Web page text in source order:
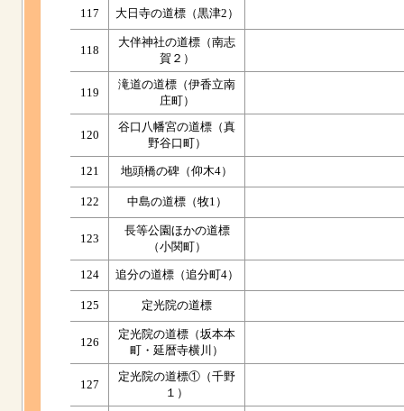
117 大日寺の道標（黒津2）
118
大伴神社の道標（南志
賀２）
119
滝道の道標（伊香立南
庄町）
120
谷口八幡宮の道標（真
野谷口町）
121 地頭橋の碑（仰木4）
122 中島の道標（牧1）
123
長等公園ほかの道標
（小関町）
124 追分の道標（追分町4）
125 定光院の道標
126
定光院の道標（坂本本
町・延暦寺横川）
127
定光院の道標①（千野
１）